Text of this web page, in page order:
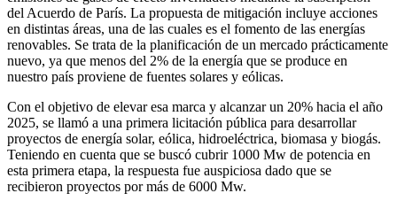
del Acuerdo de París. La propuesta de mitigación incluye acciones
en distintas áreas, una de las cuales es el fomento de las energías
renovables. Se trata de la planificación de un mercado prácticamente
nuevo, ya que menos del 2% de la energía que se produce en
nuestro país proviene de fuentes solares y eólicas.
Con el objetivo de elevar esa marca y alcanzar un 20% hacia el año
2025, se llamó a una primera licitación pública para desarrollar
proyectos de energía solar, eólica, hidroeléctrica, biomasa y biogás.
Teniendo en cuenta que se buscó cubrir 1000 Mw de potencia en
esta primera etapa, la respuesta fue auspiciosa dado que se
recibieron proyectos por más de 6000 Mw.